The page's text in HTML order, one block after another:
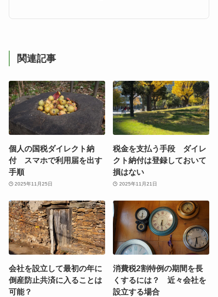
関連記事
個人の国税ダイレクト納
付 スマホで利用届を出す
手順
2025年11月25日
税金を支払う手段 ダイレ
クト納付は登録しておいて
損はない
2025年11月21日
会社を設立して最初の年に
倒産防止共済に入ることは
可能？
消費税2割特例の期間を長
くするには？ 近々会社を
設立する場合